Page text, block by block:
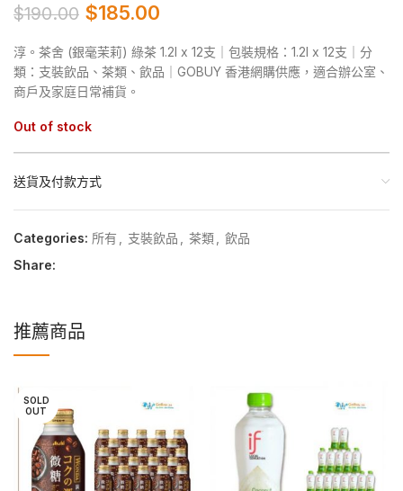
$190.00 $185.00
淳。茶舍 (銀毫茉莉) 綠茶 1.2l x 12支｜包裝規格：1.2l x 12支｜分
類：支裝飲品、茶類、飲品｜GOBUY 香港網購供應，適合辦公室、
商戶及家庭日常補貨。
Out of stock
送貨及付款方式
Categories: 所有 支裝飲品 茶類
飲品
Share:
推薦商品
SOLD
OUT